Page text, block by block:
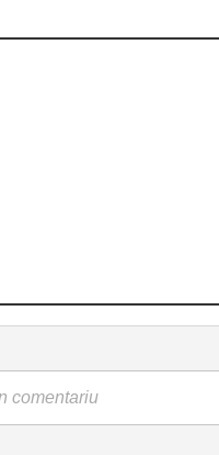
comentariu